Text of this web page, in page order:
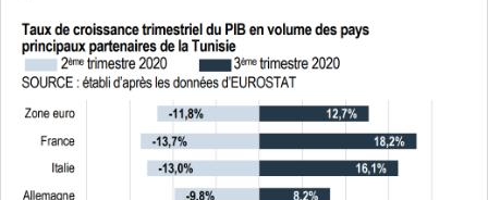
OFFICEPLAST CHERCHE DEUX
ADMINISTRATEURS...
L’ATB RENFORCE SON
PIB-EUROPE-3T2020.png